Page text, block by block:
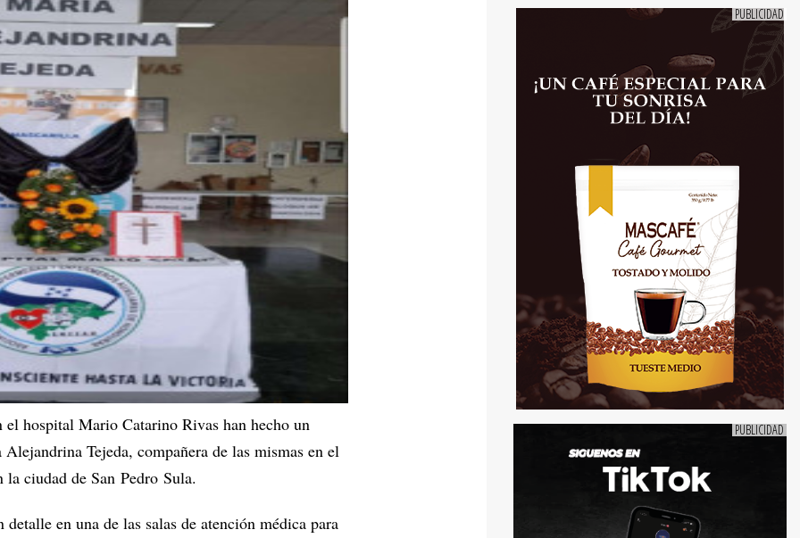
el hospital Mario Catarino Rivas han hecho un
Tejeda, compañera de las mismas en el
ciudad de San Pedro Sula.
en una de las salas de atención médica para